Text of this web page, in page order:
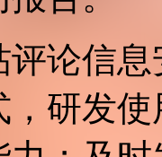
评论信
研发